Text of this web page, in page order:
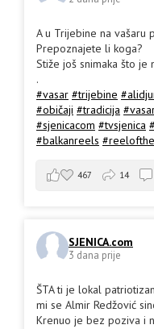
A u Trijebine na vašaru
Prepoznajete li koga?
Stiže još snimaka što je
.
#vasar #trijebine
#običaji #tradicija
#sjenicacom #tvsjenica
#balkanreels
467 14
SJENICA.com
3 dana prije
ŠTA ti je lokal
mi se Almir Redžović
Krenuo je bez poziva i